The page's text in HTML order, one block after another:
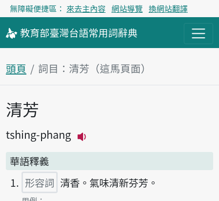
無障礙便捷區： 來去主內容 網站導覽 換網站翻譯
教育部臺灣台語常用詞辭典
頭頁 詞目：清芳（這馬頁面）
主內容區
清芳
tshing-phang
華語釋義
形容詞 清香。氣味清新芬芳。